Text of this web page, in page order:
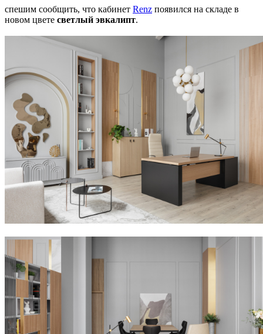
спешим сообщить, что кабинет Renz появился на складе в
новом цвете светлый эвкалипт.